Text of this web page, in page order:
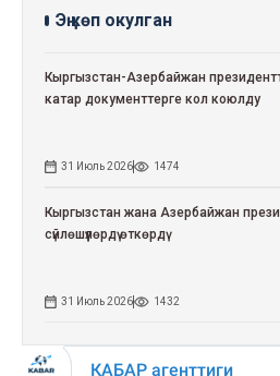
Эң көп окулган
Кыргызстан-Азербайжан
катар документтерге кол коюлду
31 Июль 2026 1474
Кыргызстан жана Азербайжан
сүйлөшүүлөрдү өткөрдү
31 Июль 2026 1432